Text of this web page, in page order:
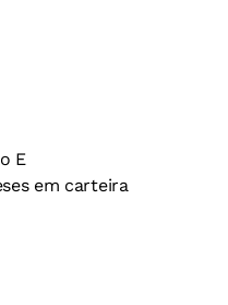
E
em carteira